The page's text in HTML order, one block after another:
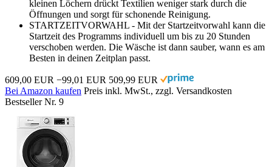
kleinen Löchern drückt Textilien weniger stark durch die
Öffnungen und sorgt für schonende Reinigung.
STARTZEITVORWAHL - Mit der Startzeitvorwahl kann die
Startzeit des Programms individuell um bis zu 20 Stunden
verschoben werden. Die Wäsche ist dann sauber, wann es am
Besten in deinen Zeitplan passt.
609,00 EUR −99,01 EUR 509,99 EUR
Bei Amazon kaufen Preis inkl. MwSt., zzgl. Versandkosten
Bestseller Nr. 9